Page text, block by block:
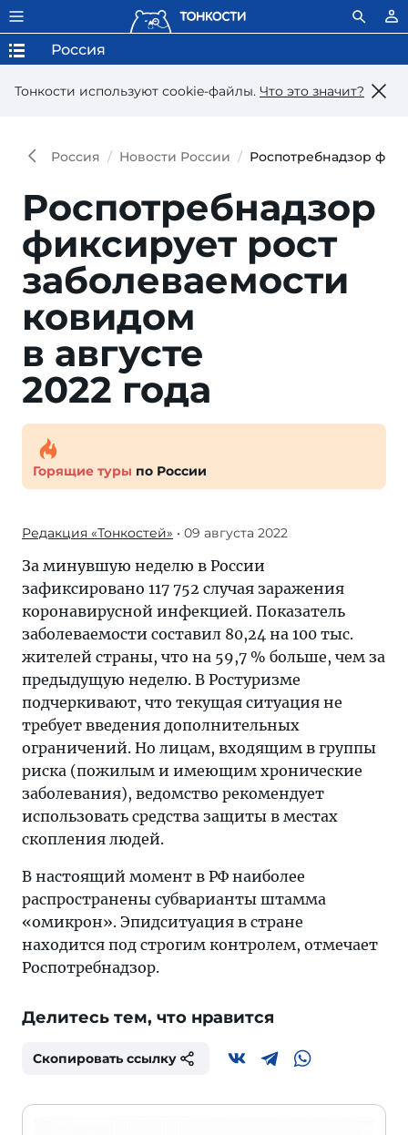
Тонкости используют сookie-файлы. Что это значит?
Россия
Россия Новости России Роспотребнадзор
Роспотребнадзор
фиксирует рост
заболеваемости
ковидом
в августе
2022 года
Горящие туры по России
Редакция «Тонкостей» • 09 августа 2022
За минувшую неделю в России
зафиксировано 117 752 случая заражения
коронавирусной инфекцией. Показатель
заболеваемости составил 80,24 на 100 тыс.
жителей страны, что на 59,7 % больше, чем за
предыдущую неделю. В Ростуризме
подчеркивают, что текущая ситуация не
требует введения дополнительных
ограничений. Но лицам, входящим в группы
риска (пожилым и имеющим хронические
заболевания), ведомство рекомендует
использовать средства защиты в местах
скопления людей.
В настоящий момент в РФ наиболее
распространены субварианты штамма
«омикрон». Эпидситуация в стране
находится под строгим контролем, отмечает
Роспотребнадзор.
Делитесь тем, что нравится
Скопировать ссылку